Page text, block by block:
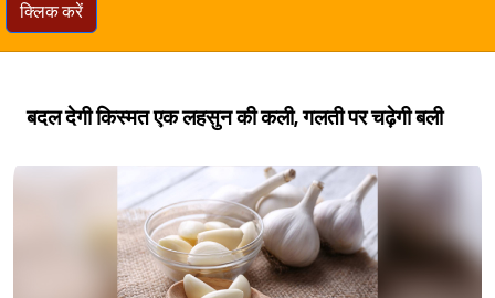
क्लिक करें
बदल देगी किस्मत एक लहसुन की कली, गलती पर चढ़ेगी बली